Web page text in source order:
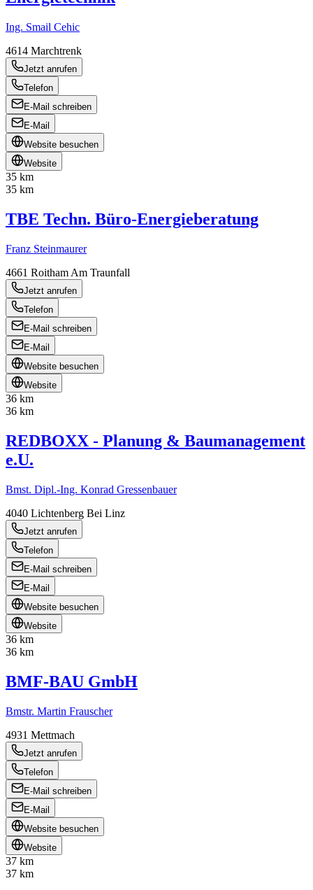
Ing. Smail Cehic
4614 Marchtrenk
Jetzt anrufen
Telefon
E-Mail schreiben
E-Mail
Website besuchen
Website
35 km
35 km
TBE Techn. Büro-Energieberatung
Franz Steinmaurer
4661 Roitham Am Traunfall
Jetzt anrufen
Telefon
E-Mail schreiben
E-Mail
Website besuchen
Website
36 km
36 km
REDBOXX - Planung & Baumanagement
e.U.
Bmst. Dipl.-Ing. Konrad Gressenbauer
4040 Lichtenberg Bei Linz
Jetzt anrufen
Telefon
E-Mail schreiben
E-Mail
Website besuchen
Website
36 km
36 km
BMF-BAU GmbH
Bmstr. Martin Frauscher
4931 Mettmach
Jetzt anrufen
Telefon
E-Mail schreiben
E-Mail
Website besuchen
Website
37 km
37 km